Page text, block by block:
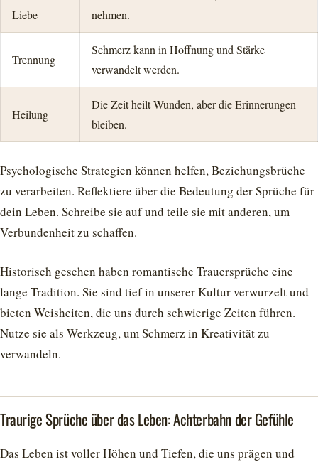
Liebe
nehmen.
Trennung
Schmerz kann in Hoffnung und Stärke
verwandelt werden.
Heilung
Die Zeit heilt Wunden, aber die Erinnerungen
bleiben.
Psychologische Strategien können helfen, Beziehungsbrüche
zu verarbeiten. Reflektiere über die Bedeutung der Sprüche für
dein Leben. Schreibe sie auf und teile sie mit anderen, um
Verbundenheit zu schaffen.
Historisch gesehen haben romantische Trauersprüche eine
lange Tradition. Sie sind tief in unserer Kultur verwurzelt und
bieten Weisheiten, die uns durch schwierige Zeiten führen.
Nutze sie als Werkzeug, um Schmerz in Kreativität zu
verwandeln.
Traurige Sprüche über das Leben: Achterbahn der Gefühle
Das Leben ist voller Höhen und Tiefen, die uns prägen und